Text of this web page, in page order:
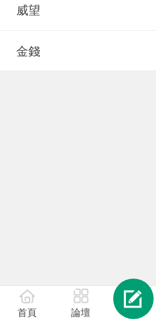
威望
金錢
首頁 論壇